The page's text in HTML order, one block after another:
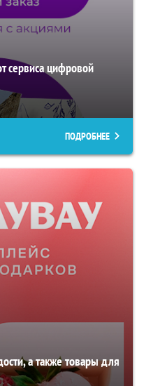
сервиса цифровой
ПОДРОБНЕЕ
а также товары для